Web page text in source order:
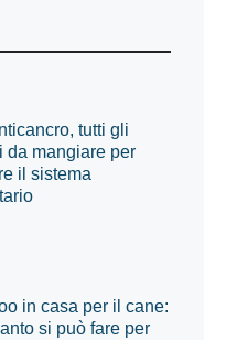
tutti gli
da mangiare per
il sistema
in casa per il cane:
si può fare per